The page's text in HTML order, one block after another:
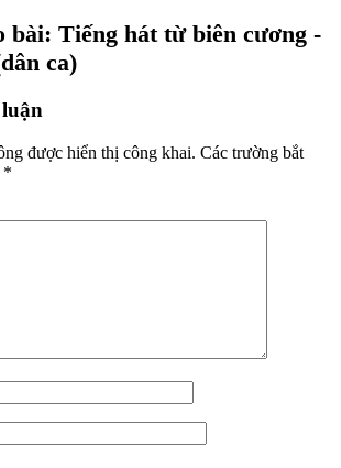
bài: Tiếng hát từ biên cương -
ca)
được hiển thị công khai. Các trường bắt
*